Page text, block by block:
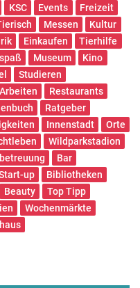
KSC Events
Freizeit
Messen
Kultur
Einkaufen
Tierhilfe
Museum
Kino
Studieren
Arbeiten
Restaurants
Ratgeber
Innenstadt
Orte
Wildparkstadion
Bar
up
Bibliotheken
Beauty
Top Tipp
Wochenmärkte